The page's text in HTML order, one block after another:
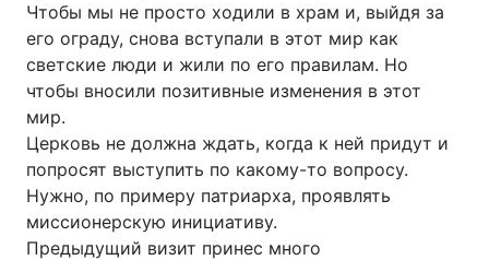
Чтобы мы не просто ходили в храм и, выйдя за
его ограду, снова вступали в этот мир как
светские люди и жили по его правилам. Но
чтобы вносили позитивные изменения в этот
мир.
Церковь не должна ждать, когда к ней придут и
попросят выступить по какому-то вопросу.
Нужно, по примеру патриарха, проявлять
миссионерскую инициативу.
Предыдущий визит принес много